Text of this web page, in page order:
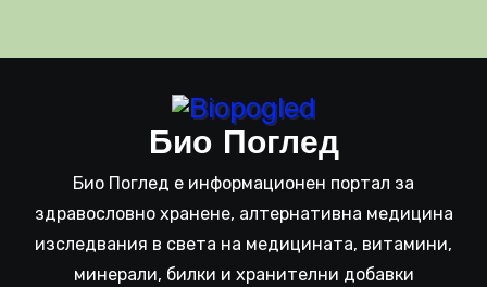
Био Поглед
Био Поглед е информационен портал за
здравословно хранене, алтернативна медицина
изследвания в света на медицината, витамини,
минерали, билки и хранителни добавки